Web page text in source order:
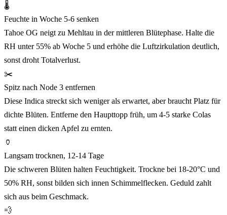
🌡️
Feuchte in Woche 5-6 senken
Tahoe OG neigt zu Mehltau in der mittleren Blütephase. Halte die
RH unter 55% ab Woche 5 und erhöhe die Luftzirkulation deutlich,
sonst droht Totalverlust.
✂️
Spitz nach Node 3 entfernen
Diese Indica streckt sich weniger als erwartet, aber braucht Platz für
dichte Blüten. Entferne den Haupttopp früh, um 4-5 starke Colas
statt einen dicken Apfel zu ernten.
🏺
Langsam trocknen, 12-14 Tage
Die schweren Blüten halten Feuchtigkeit. Trockne bei 18-20°C und
50% RH, sonst bilden sich innen Schimmelflecken. Geduld zahlt
sich aus beim Geschmack.
💨